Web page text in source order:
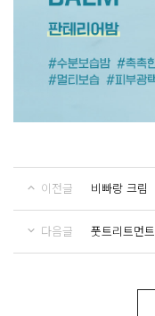
이전글 비빠랑 크림
다음글 풋트리트먼트